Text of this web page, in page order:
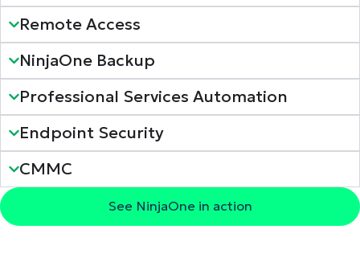
Remote Access
NinjaOne Backup
Professional Services Automation
Endpoint Security
CMMC
See NinjaOne in action